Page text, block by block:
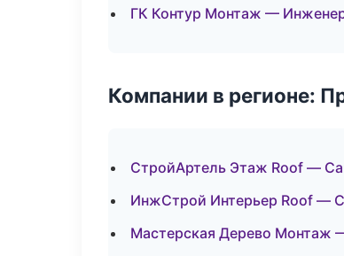
ГК Контур Монтаж —
Компании в регионе:
СтройАртель Этаж Roof —
ИнжСтрой Интерьер Roof —
Мастерская Дерево Монтаж